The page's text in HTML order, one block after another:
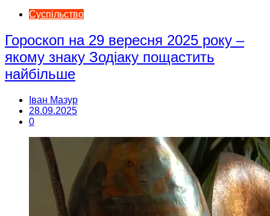
Суспільство
Гороскоп на 29 вересня 2025 року –
якому знаку Зодіаку пощастить
найбільше
Іван Мазур
28.09.2025
0